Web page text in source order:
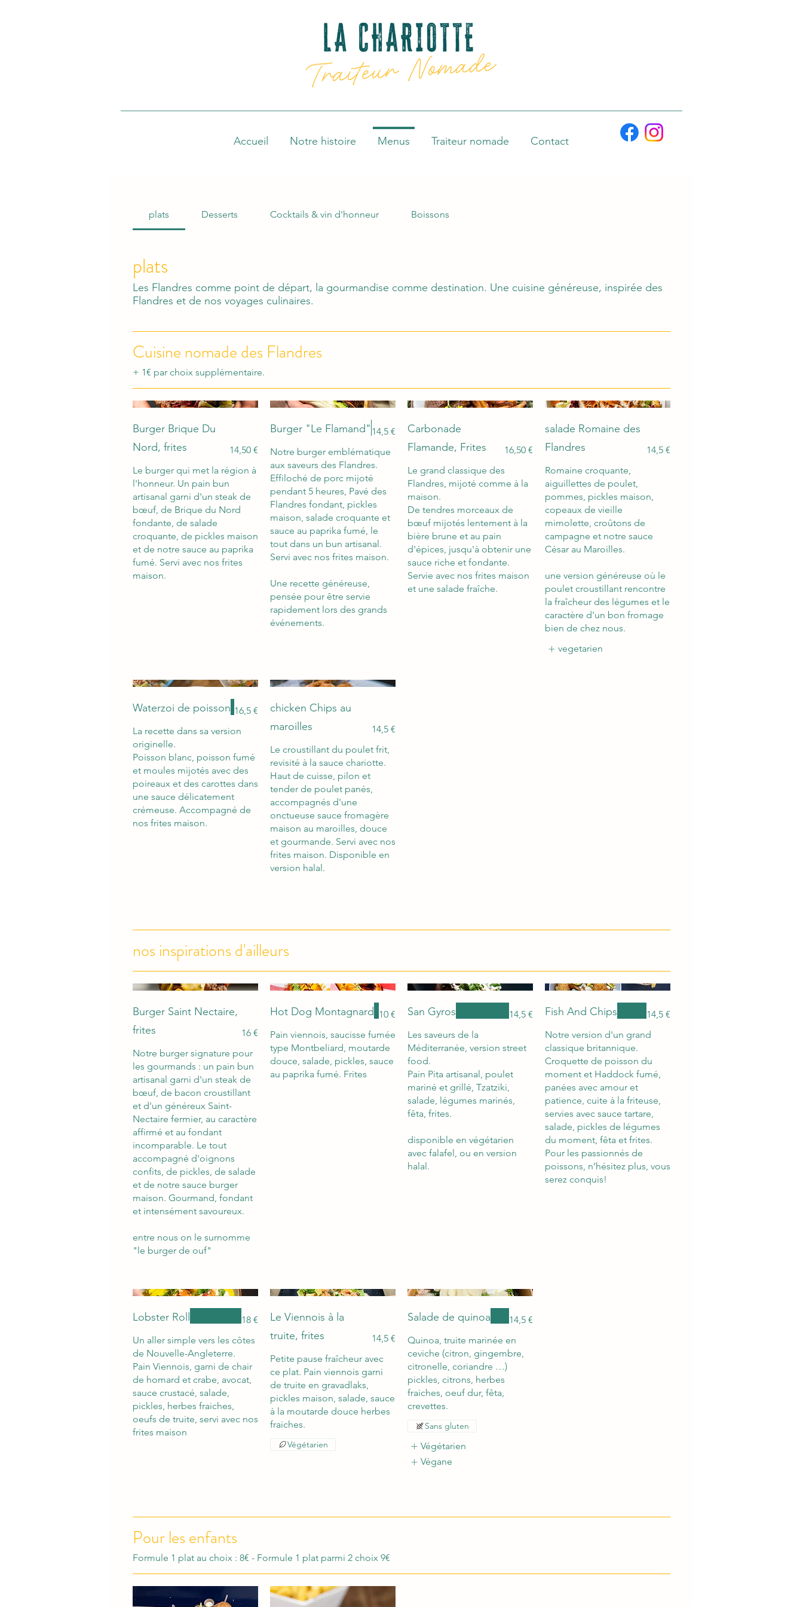
Accueil Notre histoire Menus Traiteur nomade Contact
plats Desserts Cocktails & vin d'honneur Boissons
plats
Les Flandres comme point de départ, la gourmandise comme destination. Une cuisine généreuse, inspirée des
Flandres et de nos voyages culinaires.
Cuisine nomade des Flandres
+ 1€ par choix supplémentaire.
Burger Brique Du
Nord, frites
Le burger qui met la région à
l'honneur. Un pain bun
artisanal garni d'un steak de
bœuf, de Brique du Nord
fondante, de salade
croquante, de pickles maison
et de notre sauce au paprika
fumé. Servi avec nos frites
maison.
14,50 €
Burger "Le Flamand"
Notre burger emblématique
aux saveurs des Flandres.
Effiloché de porc mijoté
pendant 5 heures, Pavé des
Flandres fondant, pickles
maison, salade croquante et
sauce au paprika fumé, le
tout dans un bun artisanal.
Servi avec nos frites maison.
Une recette généreuse,
pensée pour être servie
rapidement lors des grands
événements.
14,5 €
Carbonade
Flamande, Frites
Le grand classique des
Flandres, mijoté comme à la
maison.
De tendres morceaux de
bœuf mijotés lentement à la
bière brune et au pain
d'épices, jusqu'à obtenir une
sauce riche et fondante.
Servie avec nos frites maison
et une salade fraîche.
16,50 €
salade Romaine des
Flandres
Romaine croquante,
aiguillettes de poulet,
pommes, pickles maison,
copeaux de vieille
mimolette, croûtons de
campagne et notre sauce
César au Maroilles.
une version généreuse où le
poulet croustillant rencontre
la fraîcheur des légumes et le
caractère d'un bon fromage
bien de chez nous.
14,5 €
vegetarien
Waterzoi de poisson
La recette dans sa version
originelle.
Poisson blanc, poisson fumé
et moules mijotés avec des
poireaux et des carottes dans
une sauce délicatement
crémeuse. Accompagné de
nos frites maison.
16,5 €
chicken Chips au
maroilles
Le croustillant du poulet frit,
revisité à la sauce chariotte.
Haut de cuisse, pilon et
tender de poulet panés,
accompagnés d'une
onctueuse sauce fromagère
maison au maroilles, douce
et gourmande. Servi avec nos
frites maison. Disponible en
version halal.
14,5 €
nos inspirations d'ailleurs
Burger Saint Nectaire,
frites
Notre burger signature pour
les gourmands : un pain bun
artisanal garni d'un steak de
bœuf, de bacon croustillant
et d'un généreux Saint-
Nectaire fermier, au caractère
affirmé et au fondant
incomparable. Le tout
accompagné d'oignons
confits, de pickles, de salade
et de notre sauce burger
maison. Gourmand, fondant
et intensément savoureux.
entre nous on le surnomme
"le burger de ouf"
16 €
Hot Dog Montagnard
Pain viennois, saucisse fumée
type Montbeliard, moutarde
douce, salade, pickles, sauce
au paprika fumé. Frites
10 € San Gyros
Les saveurs de la
Méditerranée, version street
food.
Pain Pita artisanal, poulet
mariné et grillé, Tzatziki,
salade, légumes marinés,
fêta, frites.
disponible en végétarien
avec falafel, ou en version
halal.
14,5 € Fish And Chips
Notre version d'un grand
classique britannique.
Croquette de poisson du
moment et Haddock fumé,
panées avec amour et
patience, cuite à la friteuse,
servies avec sauce tartare,
salade, pickles de légumes
du moment, fêta et frites.
Pour les passionnés de
poissons, n’hésitez plus, vous
serez conquis!
14,5 €
Lobster Roll
Un aller simple vers les côtes
de Nouvelle-Angleterre.
Pain Viennois, garni de chair
de homard et crabe, avocat,
sauce crustacé, salade,
pickles, herbes fraiches,
oeufs de truite, servi avec nos
frites maison
18 €
Le Viennois à la
truite, frites
Petite pause fraîcheur avec
ce plat. Pain viennois garni
de truite en gravadlaks,
pickles maison, salade, sauce
à la moutarde douce herbes
fraiches.
14,5 €
Végétarien
Salade de quinoa
Quinoa, truite marinée en
ceviche (citron, gingembre,
citronelle, coriandre …)
pickles, citrons, herbes
fraiches, oeuf dur, fêta,
crevettes.
14,5 €
Sans gluten
Végétarien
Végane
Pour les enfants
Formule 1 plat au choix : 8€ - Formule 1 plat parmi 2 choix 9€